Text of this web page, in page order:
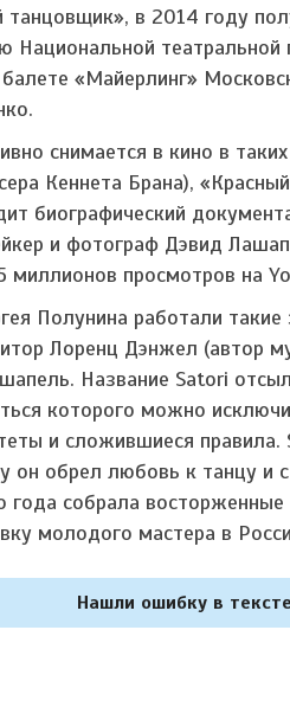
в 2014 году
Национальной
«Майерлинг»
снимается в кино в
Кеннета Брана),
биографический
и фотограф Дэвид
миллионов просмотров на
Полунина работали
Лоренц Дэнжел (автор
Название Satori
которого можно
и сложившиеся
он обрел любовь к танцу
собрала
молодого мастера в
Нашли ошибку в